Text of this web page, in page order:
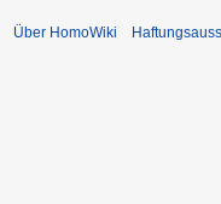
Über HomoWiki